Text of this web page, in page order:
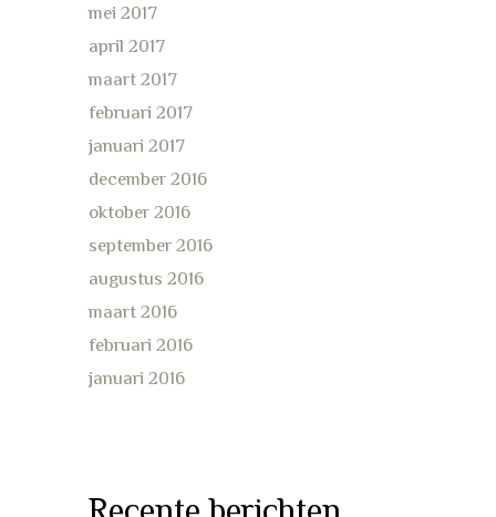
mei 2017
april 2017
maart 2017
februari 2017
januari 2017
december 2016
oktober 2016
september 2016
augustus 2016
maart 2016
februari 2016
januari 2016